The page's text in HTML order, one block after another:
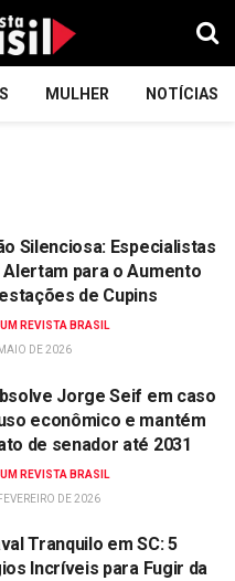
MULHER NOTÍCIAS
Silenciosa: Especialistas
Alertam para o Aumento
de Cupins
REVISTA BRASIL
DE 2026
Jorge Seif em caso
econômico e mantém
de senador até 2031
REVISTA BRASIL
DE 2026
Tranquilo em SC: 5
Incríveis para Fugir da